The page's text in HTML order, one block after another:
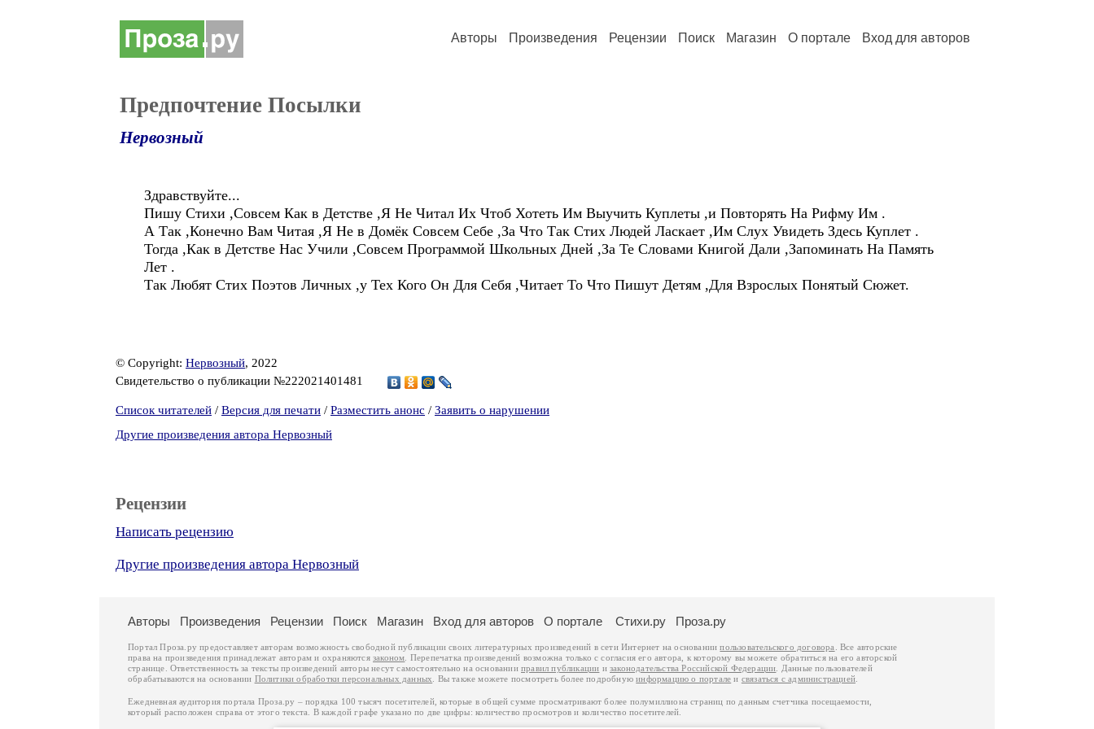
Авторы Произведения Рецензии Поиск Магазин О портале Вход для авторов
Предпочтение Посылки
Нервозный
Здравствуйте...
Пишу Стихи ,Совсем Как в Детстве ,Я Не Читал Их Чтоб Хотеть Им Выучить Куплеты ,и Повторять На Рифму Им .
А Так ,Конечно Вам Читая ,Я Не в Домёк Совсем Себе ,За Что Так Стих Людей Ласкает ,Им Слух Увидеть Здесь Куплет .
Тогда ,Как в Детстве Нас Учили ,Совсем Программой Школьных Дней ,За Те Словами Книгой Дали ,Запоминать На Память
Лет .
Так Любят Стих Поэтов Личных ,у Тех Кого Он Для Себя ,Читает То Что Пишут Детям ,Для Взрослых Понятый Сюжет.
© Copyright: Нервозный, 2022
Свидетельство о публикации №222021401481
Список читателей / Версия для печати / Разместить анонс / Заявить о нарушении
Другие произведения автора Нервозный
Рецензии
Написать рецензию
Другие произведения автора Нервозный
Авторы Произведения Рецензии Поиск Магазин Вход для авторов О портале Стихи.ру Проза.ру
Портал Проза.ру предоставляет авторам возможность свободной публикации своих литературных произведений в сети Интернет на основаниипользовательского договора
. Все авторские
права на произведения принадлежат авторам и охраняются законом . Перепечатка произведений возможна только с согласия его автора, к которому вы можете обратиться на его авторской
странице. Ответственность за тексты произведений авторы несут самостоятельно на основанииправил публикации изаконодательства Российской Федерации . Данные пользователей
обрабатываются на основании Политики обработки персональных данных . Вы также можете посмотреть более подробнуюинформацию о портале и связаться с администрацией
Ежедневная аудитория портала Проза.ру – порядка 100 тысяч посетителей, которые в общей сумме просматривают более полумиллиона страниц по данным счетчика посещаемости,
который расположен справа от этого текста. В каждой графе указано по две цифры: количество просмотров и количество посетителей.